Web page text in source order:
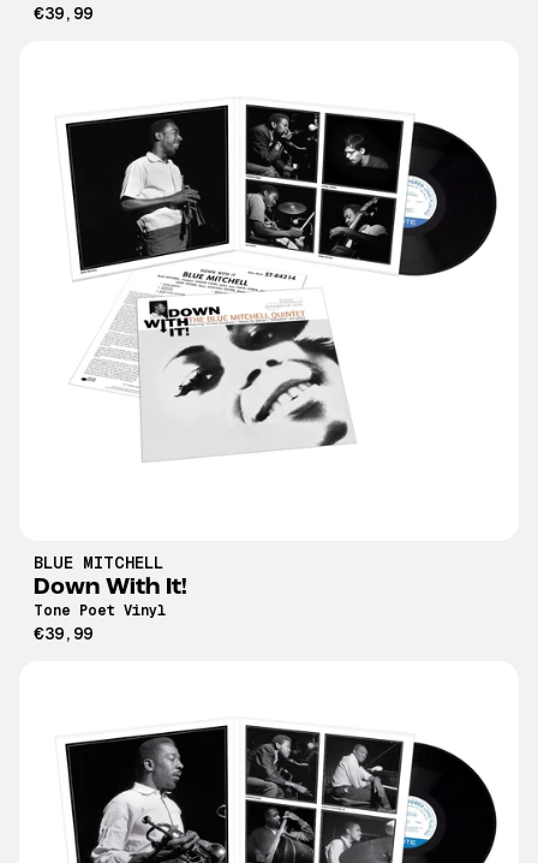
€39,99
BLUE MITCHELL
Down With It!
Tone Poet Vinyl
€39,99